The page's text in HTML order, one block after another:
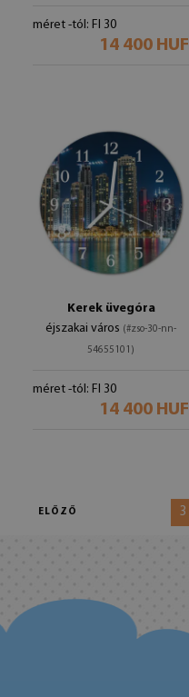
méret -tól: FI 30
14 400 HUF
Kerek üvegóra
éjszakai város (#zso-30-nn-
54655101)
méret -tól: FI 30
14 400 HUF
ELŐZŐ 3